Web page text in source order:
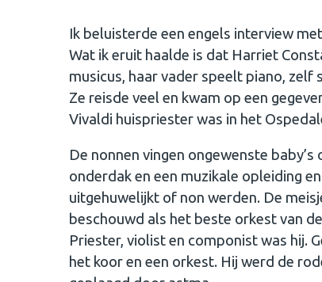
Ik beluisterde een engels interview
Wat ik eruit haalde is dat Harriet
musicus, haar vader speelt piano,
Ze reisde veel en kwam op een
Vivaldi huispriester was in het
De nonnen vingen ongewenste
onderdak en een muzikale opleiding
uitgehuwelijkt of non werden. De
beschouwd als het beste orkest van
Priester, violist en componist was hij.
het koor en een orkest. Hij werd de